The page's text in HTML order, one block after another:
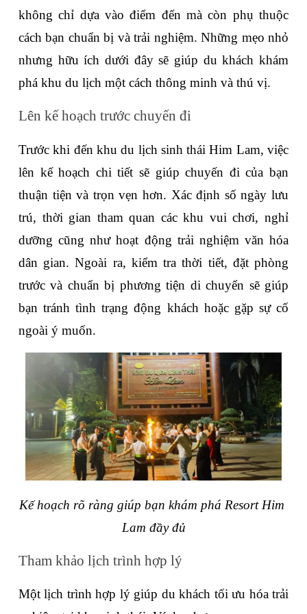
không chỉ dựa vào điểm đến mà còn phụ thuộc
cách bạn chuẩn bị và trải nghiệm. Những mẹo nhỏ
nhưng hữu ích dưới đây sẽ giúp du khách khám
phá khu du lịch một cách thông minh và thú vị.
Lên kế hoạch trước chuyến đi
Trước khi đến khu du lịch sinh thái Him Lam, việc
lên kế hoạch chi tiết sẽ giúp chuyến đi của bạn
thuận tiện và trọn vẹn hơn. Xác định số ngày lưu
trú, thời gian tham quan các khu vui chơi, nghỉ
dưỡng cũng như hoạt động trải nghiệm văn hóa
dân gian. Ngoài ra, kiểm tra thời tiết, đặt phòng
trước và chuẩn bị phương tiện di chuyển sẽ giúp
bạn tránh tình trạng động khách hoặc gặp sự cố
ngoài ý muốn.
Kế hoạch rõ ràng giúp bạn khám phá Resort Him
Lam đầy đủ
Tham khảo lịch trình hợp lý
Một lịch trình hợp lý giúp du khách tối ưu hóa trải